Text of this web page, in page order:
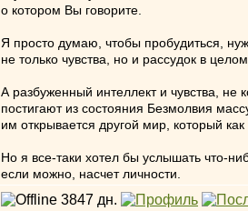
о котором Вы говорите.
Я просто думаю, чтобы пробудиться,
не только чувства, но и рассудок в
А разбуженный интеллект и чувства, не
постигают из состояния Безмолвия
им открывается другой мир, который
Но я все-таки хотел бы услышать что-
если можно, насчет личности.